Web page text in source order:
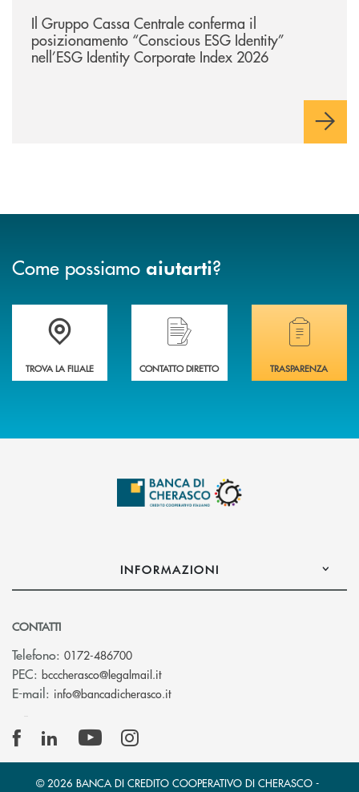
Il Gruppo Cassa Centrale conferma il
posizionamento “Conscious ESG Identity”
nell’ESG Identity Corporate Index 2026
Come possiamo aiutarti?
Accedi all' elenco completo delle filiali .
TROVA LA FILIALE
Hai bisogno di assistenza immediata?
CONTATTO DIRETTO
Hai bisogno di
TRASPARENZA
INFORMAZIONI
CONTATTI
Telefono: 0172-486700
PEC: bcccherasco@legalmail.it(si apre l’app di posta elettronica)
E-mail: info@bancadicherasco.it(si apre l’app di posta elettronica)
© 2026 BANCA DI CREDITO COOPERATIVO DI CHERASCO -